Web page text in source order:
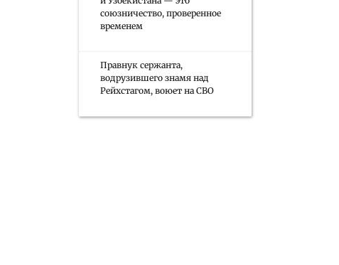
союзничество, проверенное
временем
Правнук сержанта,
водрузившего знамя над
Рейхстагом, воюет на СВО